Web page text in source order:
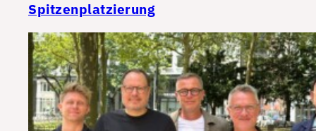
Spitzenplatzierung